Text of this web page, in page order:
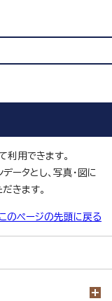
利用できます。
ータとし、写真・図に
きます。
このページの先頭に戻る